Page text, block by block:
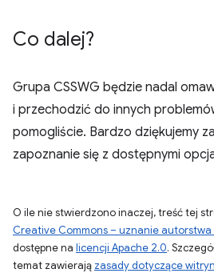
Co dalej?
Grupa CSSWG będzie nadal
i przechodzić do innych
pomogliście. Bardzo dziękujemy
zapoznanie się z dostępnymi
O ile nie stwierdzono inaczej, treść tej
Creative Commons – uznanie autorstwa
dostępne na licencji Apache 2.0.
temat zawierają zasady dotyczące